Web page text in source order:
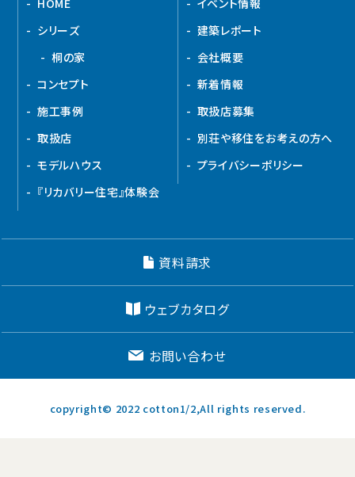
シリーズ
桐の家
コンセプト
施工事例
取扱店
モデルハウス
『リカバリー住宅』体験会
建築レポート
会社概要
新着情報
取扱店募集
別荘や移住をお考えの方へ
プライバシーポリシー
資料請求
ウェブカタログ
お問い合わせ
copyright© 2022 cotton1/2,All rights reserved.